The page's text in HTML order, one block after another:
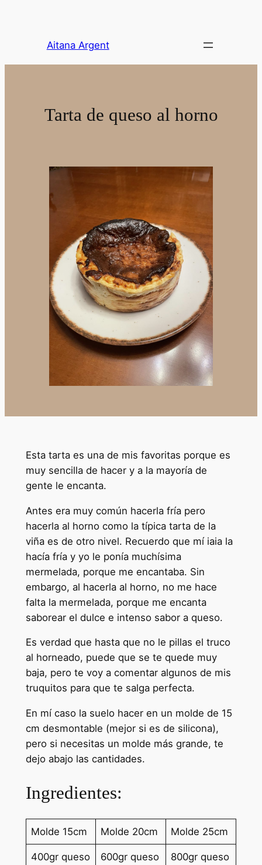
contenidoAitana Argent
Tarta de queso al horno
Esta tarta es una de mis favoritas porque es
muy sencilla de hacer y a la mayoría de
gente le encanta.
Antes era muy común hacerla fría pero
hacerla al horno como la típica tarta de la
viña es de otro nivel. Recuerdo que mí iaia la
hacía fría y yo le ponía muchísima
mermelada, porque me encantaba. Sin
embargo, al hacerla al horno, no me hace
falta la mermelada, porque me encanta
saborear el dulce e intenso sabor a queso.
Es verdad que hasta que no le pillas el truco
al horneado, puede que se te quede muy
baja, pero te voy a comentar algunos de mis
truquitos para que te salga perfecta.
En mí caso la suelo hacer en un molde de 15
cm desmontable (mejor si es de silicona),
pero si necesitas un molde más grande, te
dejo abajo las cantidades.
Ingredientes:
Molde 15cm Molde 20cm Molde 25cm
400gr queso
600gr queso
800gr queso